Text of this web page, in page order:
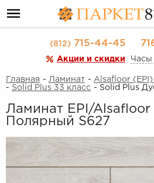
(812)715-44-45
Акции и скидки Часы
Главная - Ламинат - Alsafloor
- Solid Plus 33 класс - Solid Plus
Ламинат EPI/
Полярный S627